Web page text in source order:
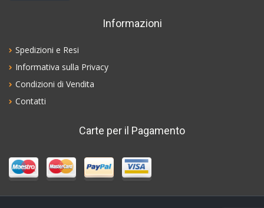
Informazioni
Spedizioni e Resi
Informativa sulla Privacy
Condizioni di Vendita
Contatti
Carte per il Pagamento